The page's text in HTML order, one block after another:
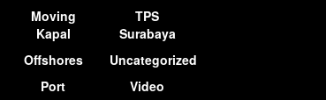
Moving
Kapal
Offshores
Port
TPS
Surabaya
Uncategorized
Video